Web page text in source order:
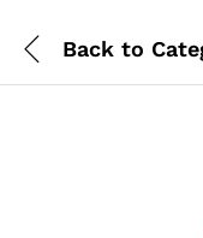
Back to